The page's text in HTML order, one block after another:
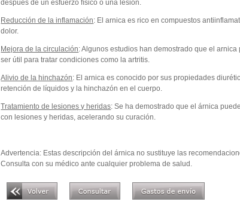
después de un esfuerzo físico o una lesión.
Reducción de la inflamación: El arnica es rico en compuestos
dolor.
Mejora de la circulación: Algunos estudios han demostrado que el
ser útil para tratar condiciones como la artritis.
Alivio de la hinchazón: El arnica es conocido por sus propiedades
retención de líquidos y la hinchazón en el cuerpo.
Tratamiento de lesiones y heridas: Se ha demostrado que el árnica
con lesiones y heridas, acelerando su curación.
Advertencia: Estas descripción del árnica no sustituye las
Consulta con su médico ante cualquier problema de salud.